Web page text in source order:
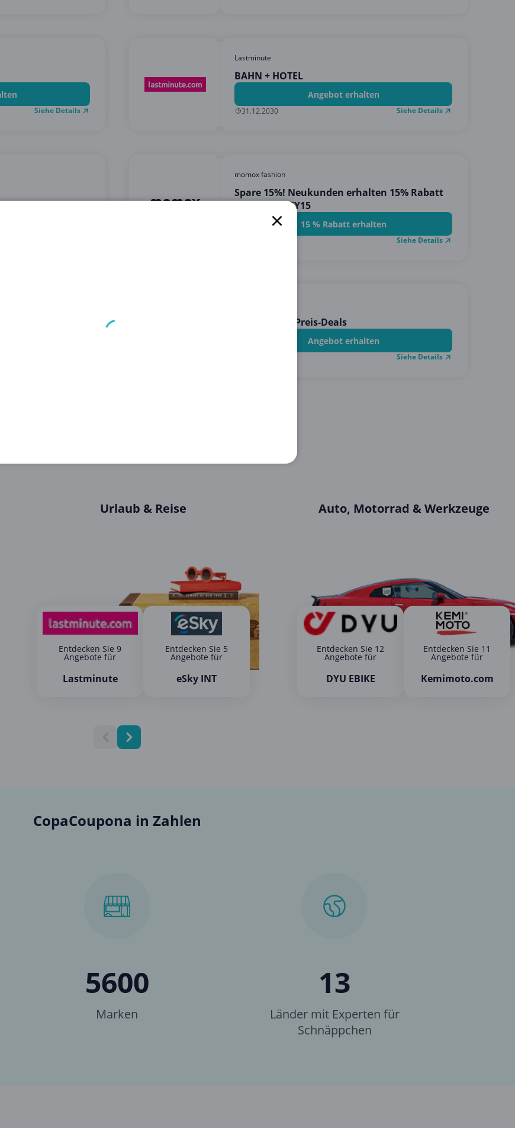
Siehe Details
Lastminute
BAHN + HOTEL
Angebot erhalten
31.12.2030 Siehe Details
momox fashion
Spare 15%! Neukunden erhalten 15% Rabatt
mit Code: HEY15
15 % Rabatt erhalten
Siehe Details
diesem Code! SALE % - Top Preis-Deals
Angebot erhalten
Siehe Details
Urlaub & Reise
Entdecken Sie 9
Angebote für
Lastminute
Entdecken Sie 5
Angebote für
eSky INT
Auto, Motorrad & Werkzeuge
Entdecken Sie 12
Angebote für
DYU EBIKE
Entdecken Sie 11
Angebote für
Kemimoto.com
CopaCoupona in Zahlen
5600
Marken
13
Länder mit Experten für
Schnäppchen